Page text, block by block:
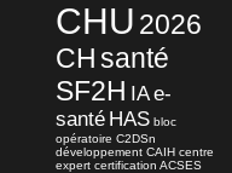
CHU 2026
CHsanté
SF2H IAe-
santé HAS bloc
opératoire C2DSn
développement CAIH centre
expert certification ACSES